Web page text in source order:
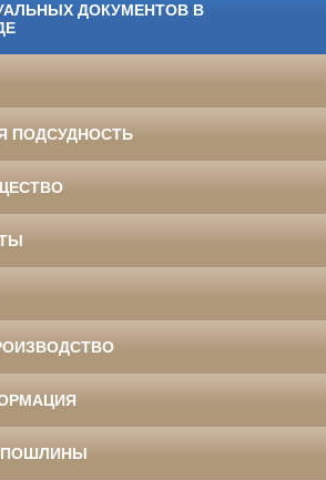
ДОКУМЕНТОВ В
ПОДСУДНОСТЬ